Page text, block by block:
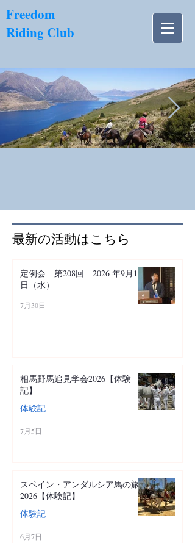
​Freedom
Riding Club
​最新の活動はこちら
定例会 第208回 2026 年9月14
日（水）
7月30日
相馬野馬追見学会2026【体験
記】
体験記
7月5日
スペイン・アンダルシア馬の旅
2026【体験記】
体験記
6月7日